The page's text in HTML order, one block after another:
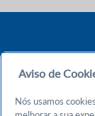
Aviso de
Nós usamos